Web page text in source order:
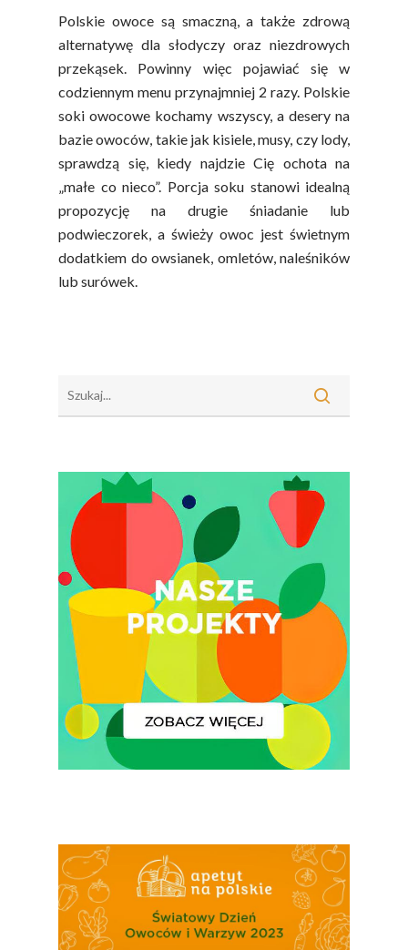
Polskie owoce są smaczną, a także zdrową
alternatywę dla słodyczy oraz niezdrowych
przekąsek. Powinny więc pojawiać się w
codziennym menu przynajmniej 2 razy. Polskie
soki owocowe kochamy wszyscy, a desery na
bazie owoców, takie jak kisiele, musy, czy lody,
sprawdzą się, kiedy najdzie Cię ochota na
„małe co nieco”. Porcja soku stanowi idealną
propozycję na drugie śniadanie lub
podwieczorek, a świeży owoc jest świetnym
dodatkiem do owsianek, omletów, naleśników
lub surówek.
Owoców
Fakty O Sokach
Jakość Soków
Sok Jako Porcja
Składniki Odżywcze
Sokach
Biodostępność
Efekt Metaboliczny
Poradnik
Zdrowia
Dietetyczne ABC
Okiem Eksperta
Uroda
Współpraca Z
Przepisy
Program
Edukacyjny
Projekty
Naturalnie, Że
5 Porcji Warzyw,
Lub Soku
Narodowe Badania
Konsumpcji Warzyw
Owoców
Nutriscore Fakty
Federacja
Związków
Rolnych – Ziemniaki
Jedz Owoce I
Nich Największa
Skrywa!
Festiwal Młody
Owoce
Polskie Forum
Ekologicznej
Chrup Owoce, Jedz